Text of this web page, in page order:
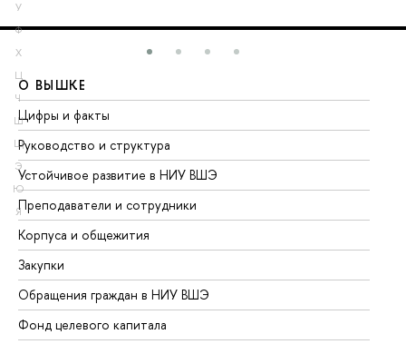
У
Ф
Х
Ц
Ч
Ш
Щ
Э
Ю
Я
О ВЫШКЕ
Цифры и факты
Руководство и структура
Устойчивое развитие в НИУ ВШЭ
Преподаватели и сотрудники
Корпуса и общежития
Закупки
Обращения граждан в НИУ ВШЭ
Фонд целевого капитала